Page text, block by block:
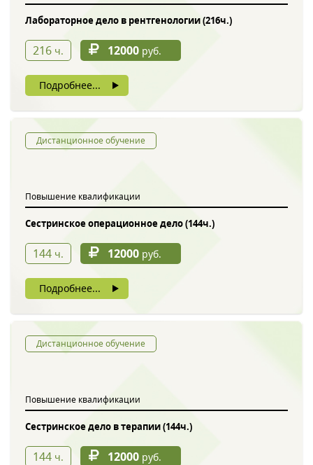
Лабораторное дело в рентгенологии (216ч.)
216 ч. 12000 руб.
Подробнее...
Дистанционное обучение
Повышение квалификации
Сестринское операционное дело (144ч.)
144 ч. 12000 руб.
Подробнее...
Дистанционное обучение
Повышение квалификации
Сестринское дело в терапии (144ч.)
144 ч. 12000 руб.